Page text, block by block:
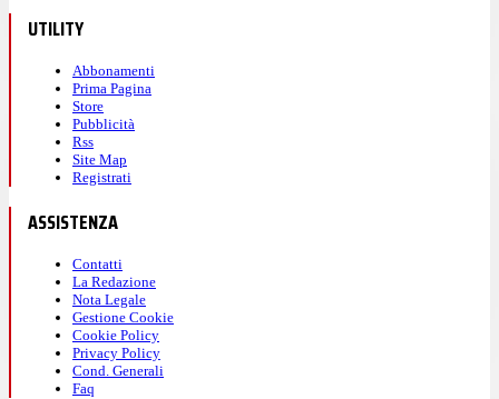
UTILITY
Abbonamenti
Prima Pagina
Store
Pubblicità
Rss
Site Map
Registrati
ASSISTENZA
Contatti
La Redazione
Nota Legale
Gestione Cookie
Cookie Policy
Privacy Policy
Cond. Generali
Faq